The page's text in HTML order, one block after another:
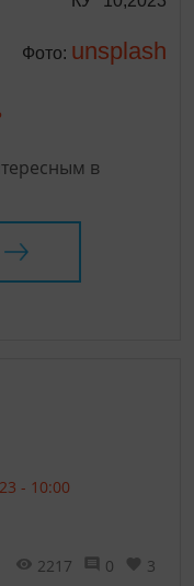
Фото: unsplash
в
- 10:00
2217 0 3